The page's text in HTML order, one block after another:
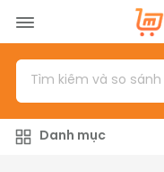
Danh mục